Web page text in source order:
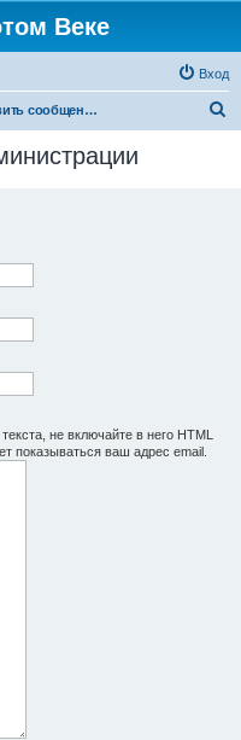
Веке
Вход
Отправить сообщение администрации
не включайте в него HTML
показываться ваш адрес email.